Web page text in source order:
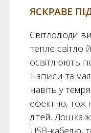
ЯСКРАВЕ
Світлодіоди
тепле світло
освітлюють
Написи та
навіть у
ефектно, тож
дітей. Дошка
USB-кабелю,